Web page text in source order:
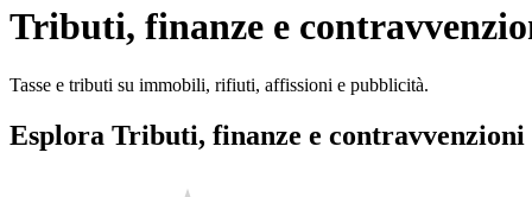
Tributi, finanze e
Tasse e tributi su immobili, rifiuti, affissioni e pubblicità.
Esplora Tributi, finanze e contravvenzioni